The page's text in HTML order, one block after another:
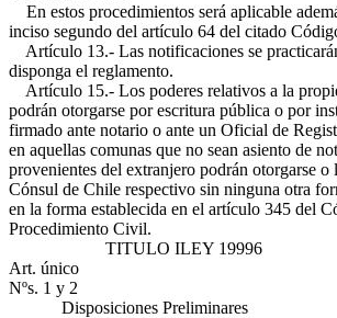
En estos procedimientos será aplicable
inciso segundo del artículo 64 del citado
Artículo 13.- Las notificaciones se
disponga el reglamento.
Artículo 15.- Los poderes relativos a la
podrán otorgarse por escritura pública o por
firmado ante notario o ante un Oficial de
en aquellas comunas que no sean asiento de
provenientes del extranjero podrán otorgarse o
Cónsul de Chile respectivo sin ninguna otra
en la forma establecida en el artículo 345 del
Procedimiento Civil.
TITULO ILEY 19996
Art. único
Nºs. 1 y 2
Disposiciones Preliminares